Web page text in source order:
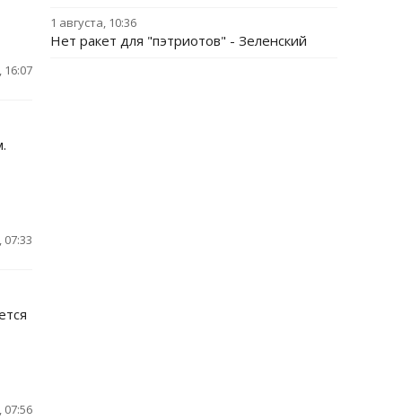
16:07
07:33
07:56
1 августа, 10:36
Нет ракет для "пэтриотов" - Зеленский